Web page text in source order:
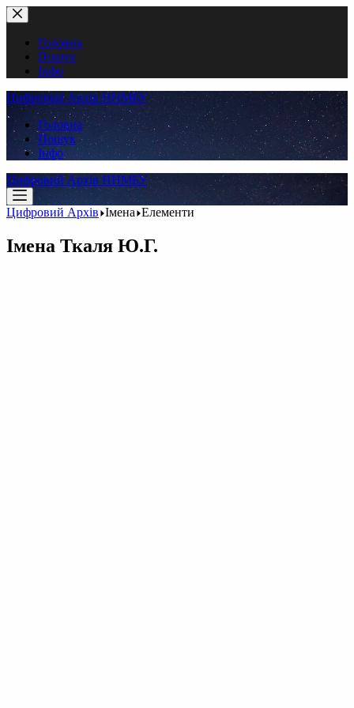
Перейти
до
вмістуГоловна
Пошук
Інфо
Цифровий Архів ННМБУ
Головна
Пошук
Інфо
Цифровий Архів ННМБУ
Цифровий Архів Імена Елементи
Імена Ткаля Ю.Г.